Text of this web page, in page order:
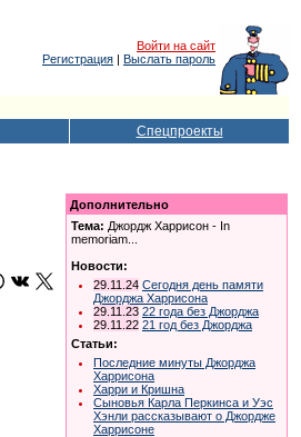
Войти на сайт
Регистрация | Выслать пароль
Спецпроекты
Дополнительно
Тема: Джордж Харрисон - In
memoriam...
Новости:
29.11.24 Сегодня день памяти
Джорджа Харрисона
29.11.23 22 года без Джорджа
29.11.22 21 год без Джорджа
Статьи:
Последние минуты Джорджа
Харрисона
Харри и Кришна
Сыновья Карла Перкинса и Уэс
Хэнли рассказывают о Джордже
Харрисоне